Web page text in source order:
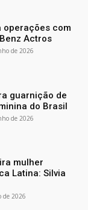
operações com
Actros
de 2026
guarnição de
do Brasil
de 2026
mulher
Latina: Silvia
de 2026